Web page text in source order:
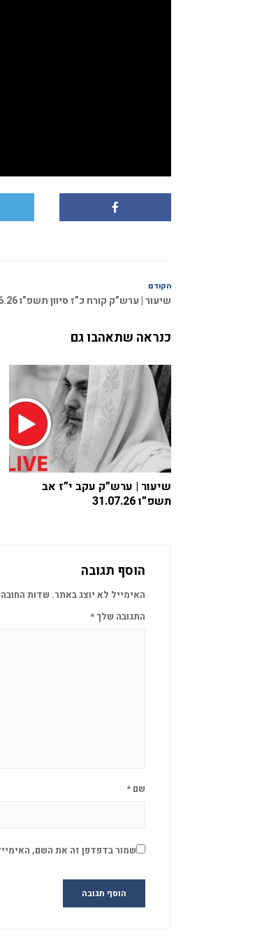
הקודם
שיעור | ערש”ק קורח כ”ז סיוון תשפ”ו 12.06.26
כנראה שתאהבו גם
שיעור | ערש”ק עקב י”ז אב
תשפ”ו 31.07.26
הוסף תגובה
האימייל לא יוצג באתר. שדות
התגובה שלך*
שם *
שמור בדפדפן זה את השם,